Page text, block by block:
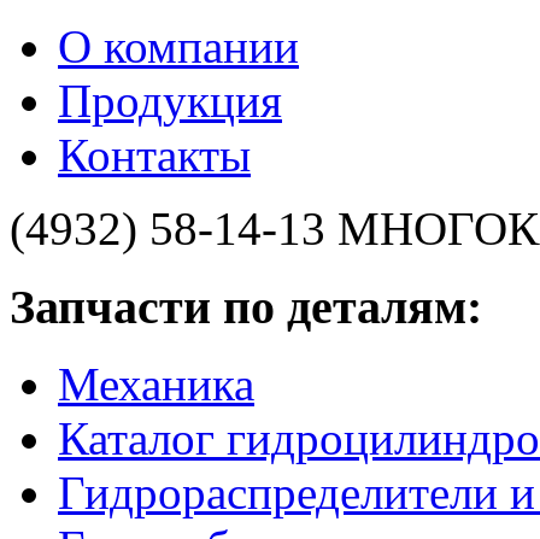
О компании
Продукция
Контакты
(4932) 58-14-13
Запчасти по деталям:
Механика
Каталог
Гидрораспределители